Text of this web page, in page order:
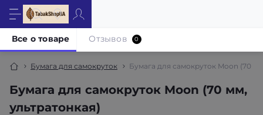
Бумага для самокруток Бумага для самокруток Moon (70
Бумага для самокруток Moon (70 мм,
ультратонкая)
Все о товаре Отзывов 0